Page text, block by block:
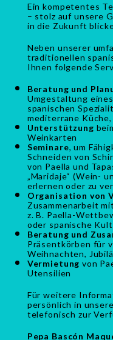
Ein kompetentes
– stolz auf unsere
in die Zukunft
Neben unserer
traditionellen
Ihnen folgende
Beratung und
Umgestaltung
spanischen
mediterrane Küche,
Unterstützung
Weinkarten
Seminare, um
Schneiden von
von Paella und
„Maridaje“ (Wein-
erlernen oder zu
Organisation von
Zusammenarbeit
z. B. Paella-
oder spanische
Beratung und
Präsentkörben für
Weihnachten,
Vermietung von
Utensilien
Für weitere
persönlich in
telefonisch zur
Pepa Bascón